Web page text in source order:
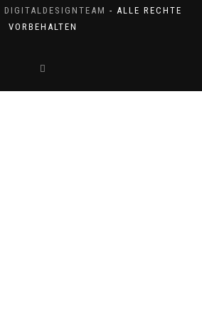
DIGITALDESIGNTEAM - ALLE RECHTE
VORBEHALTEN